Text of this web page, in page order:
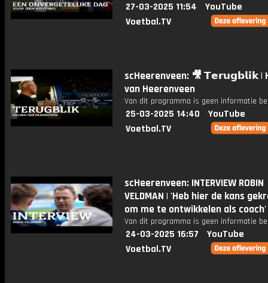
27-03-2025 11:54
YouTube
Voetbal.TV
scHeerenveen: 🎥 𝗧𝗲𝗿𝘂𝗴𝗯𝗹𝗶𝗸 |
van Heerenveen
Van dit programma is geen informatie
25-03-2025 14:40
YouTube
Voetbal.TV
scHeerenveen: INTERVIEW ROBIN
VELDMAN | 'Heb hier de kans
om me te ontwikkelen als coach'
Van dit programma is geen informatie
24-03-2025 16:57
YouTube
Voetbal.TV